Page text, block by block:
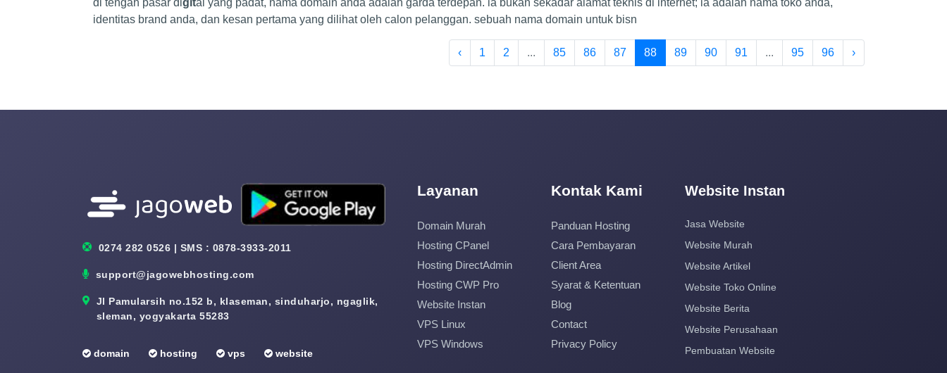
di tengah pasar digital yang padat, nama domain anda adalah garda terdepan. ia bukan sekadar alamat teknis di internet; ia adalah nama toko anda,
identitas brand anda, dan kesan pertama yang dilihat oleh calon pelanggan. sebuah nama domain untuk bisn
‹ 1 2 ... 85 86 87 88 89 90 91 ... 95 96 ›
0274 282 0526 | SMS : 0878-3933-2011
support@jagowebhosting.com
Jl Pamularsih no.152 b, klaseman, sinduharjo, ngaglik,
sleman, yogyakarta 55283
domain hosting vps website
Layanan
Domain Murah
Hosting CPanel
Hosting DirectAdmin
Hosting CWP Pro
Website Instan
VPS Linux
VPS Windows
Kontak Kami
Panduan Hosting
Cara Pembayaran
Client Area
Syarat & Ketentuan
Blog
Contact
Privacy Policy
Website Instan
Jasa Website
Website Murah
Website Artikel
Website Toko Online
Website Berita
Website Perusahaan
Pembuatan Website